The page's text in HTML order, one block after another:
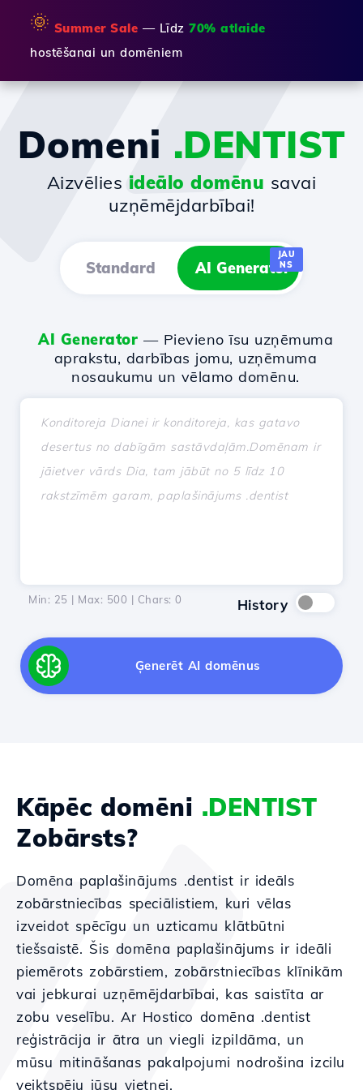
🌞 Summer Sale — Līdz 70% atlaide
hostēšanai un domēniem
Domeni .DENTIST
Aizvēlies ideālo domēnu savai
uzņēmējdarbībai!
Standard AI Generator
JAU
NS
AI Generator — Pievieno īsu uzņēmuma
aprakstu, darbības jomu, uzņēmuma
nosaukumu un vēlamo domēnu.
Min: 25 | Max: 500 | Chars: 0 History
Ģenerēt AI domēnus
Kāpēc domēni .DENTIST
Zobārsts?
Domēna paplašinājums .dentist ir ideāls
zobārstniecības speciālistiem, kuri vēlas
izveidot spēcīgu un uzticamu klātbūtni
tiešsaistē. Šis domēna paplašinājums ir ideāli
piemērots zobārstiem, zobārstniecības klīnikām
vai jebkurai uzņēmējdarbībai, kas saistīta ar
zobu veselību. Ar Hostico domēna .dentist
reģistrācija ir ātra un viegli izpildāma, un
mūsu mitināšanas pakalpojumi nodrošina izcilu
veiktspēju jūsu vietnei.